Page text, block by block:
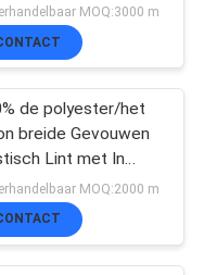
64
het Koord Vlakke
Koord
MOQ:3000 m
de polyester/het
breide Gevouwen
Lint met In
gemaakt Embleem
MOQ:2000 m